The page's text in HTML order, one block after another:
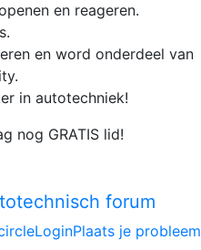
en reageren.
en word onderdeel van
in autotechniek!
nog GRATIS lid!
Plaats je probleem
Login